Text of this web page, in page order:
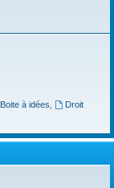
Boite à idées
Droit